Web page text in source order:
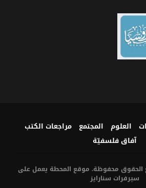
العلوم المجتمع
مراجعات الكتب
آفاق فلسفيّة‎
جميع الحقوق محفوظة. موقع المحطة يعمل على
سيرفرات سنارايز